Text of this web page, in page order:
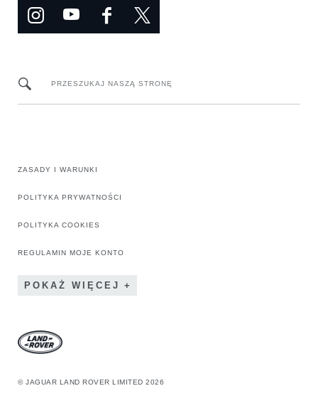
PRZESZUKAJ NASZĄ STRONĘ
ZASADY I WARUNKI
POLITYKA PRYWATNOŚCI
POLITYKA COOKIES
REGULAMIN MOJE KONTO
POKAŻ WIĘCEJ
© JAGUAR LAND ROVER LIMITED 2026